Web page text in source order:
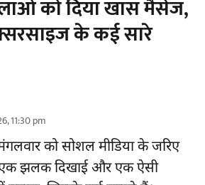
को दिया खास मैसेज,
के कई सारे
11:30 pm
मंगलवार को सोशल मीडिया के जरिए
झलक दिखाई और एक ऐसी